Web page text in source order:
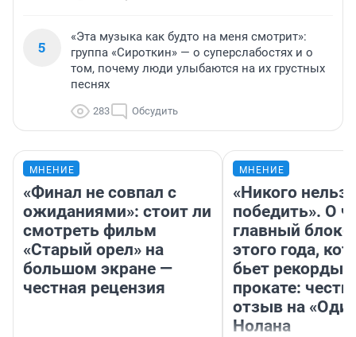
5
«Эта музыка как будто на меня смотрит»:
группа «Сироткин» — о суперслабостях и о
том, почему люди улыбаются на их грустных
песнях
283 Обсудить
МНЕНИЕ
«Финал не совпал с
ожиданиями»: стоит ли
смотреть фильм
«Старый орел» на
большом экране —
честная рецензия
МНЕНИЕ
«Никого нельзя
победить». О
главный
этого года,
бьет рекорды в
прокате:
отзыв на
Нолана